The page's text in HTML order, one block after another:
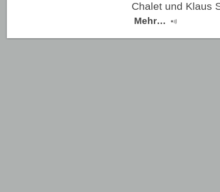
Chalet und Klaus
Mehr…